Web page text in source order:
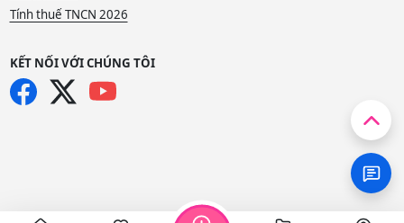
Tính thuế TNCN 2026
KẾT NỐI VỚI CHÚNG TÔI